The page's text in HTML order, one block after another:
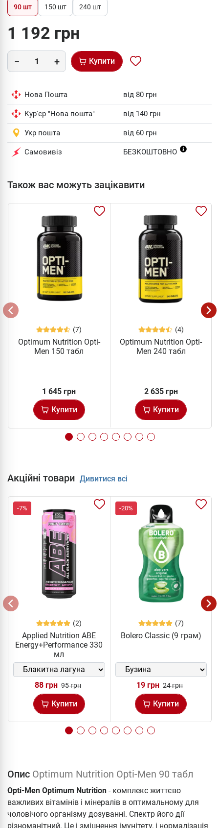
90 шт 150 шт 240 шт
1 192 грн
Купити
Нова Пошта від 80 грн
Кур'єр "Нова пошта" від 140 грн
Укр пошта від 60 грн
Самовивіз БЕЗКОШТОВНО
Також вас можуть зацікавити
(7)
Optimum Nutrition Opti-
Men 150 табл
1 645 грн
Купити
(4)
Optimum Nutrition Opti-
Men 240 табл
2 635 грн
Купити
Акційні товари Дивитися всі
-7%
(2)
Applied Nutrition ABE
Energy+Performance 330
мл
88 грн 95 грн
Купити
-20%
(7)
Bolero Classic (9 грам)
19 грн 24 грн
Купити
Опис Optimum Nutrition Opti-Men 90 табл
Opti-Men Optimum Nutrition - комплекс життєво
важливих вітамінів і мінералів в оптимальному для
чоловічого організму дозуванні. Спектр його дії
різноманітний. Це і зміцнення імунітету, і нормалізація